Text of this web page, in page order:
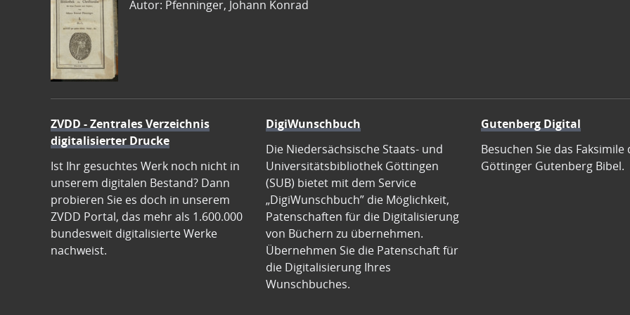
Autor: Pfenninger, Johann Konrad
ZVDD - Zentrales Verzeichnis
digitalisierter Drucke
Ist Ihr gesuchtes Werk noch nicht in
unserem digitalen Bestand? Dann
probieren Sie es doch in unserem
ZVDD Portal, das mehr als 1.600.000
bundesweit digitalisierte Werke
nachweist.
DigiWunschbuch
Die Niedersächsische Staats- und
Universitätsbibliothek Göttingen
(SUB) bietet mit dem Service
„DigiWunschbuch” die Möglichkeit,
Patenschaften für die Digitalisierung
von Büchern zu übernehmen.
Übernehmen Sie die Patenschaft für
die Digitalisierung Ihres
Wunschbuches.
Gutenberg Digital
Besuchen Sie das Faksimile
Göttinger Gutenberg Bibel.